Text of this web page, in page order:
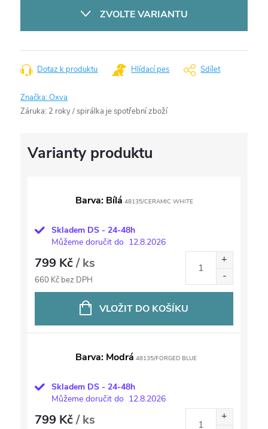
ZVOLTE VARIANTU
Dotaz k produktu Hlídací pes Sdílet
Značka:Oxva
Záruka: 2 roky / spirálka je spotřební zboží
Barva: Bílá 48135/CERAMIC WHITE
Skladem DS - 24-48h
Můžeme doručit do 12.8.2026
799 Kč/ ks
660 Kč bez DPH
VLOŽIT DO KOŠÍKU
Barva: Modrá 48135/FORGED BLUE
Skladem DS - 24-48h
Můžeme doručit do 12.8.2026
799 Kč/ ks